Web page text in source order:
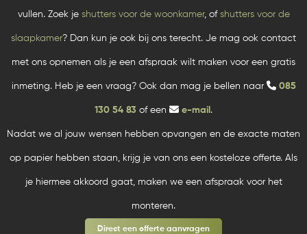
vullen. Zoek je shutters voor de woonkamer, of shutters voor de
slaapkamer? Dan kun je ook bij ons terecht. Je mag ook contact
met ons opnemen als je een afspraak wilt maken voor een gratis
inmeting. Heb je een vraag? Ook dan mag je bellen naar 085
130 54 83 of een e-mail .
Nadat we al jouw wensen hebben opvangen en de exacte maten
op papier hebben staan, krijg je van ons een kosteloze offerte. Als
je hiermee akkoord gaat, maken we een afspraak voor het
monteren.
Direct een offerte aanvragen